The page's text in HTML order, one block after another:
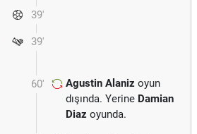
39'
39'
60' Agustin Alaniz oyun
dışında. Yerine Damian
Diaz oyunda.